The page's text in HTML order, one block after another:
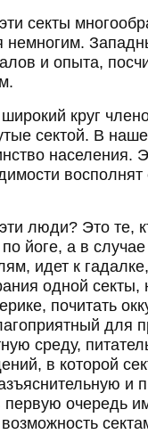
секты
немногим.
и опыта,
круг
сектой. В
населения.
люди? Это те,
йоге, а в
идет к
одной секты,
почитать
для
среду,
в которой
и
первую очередь